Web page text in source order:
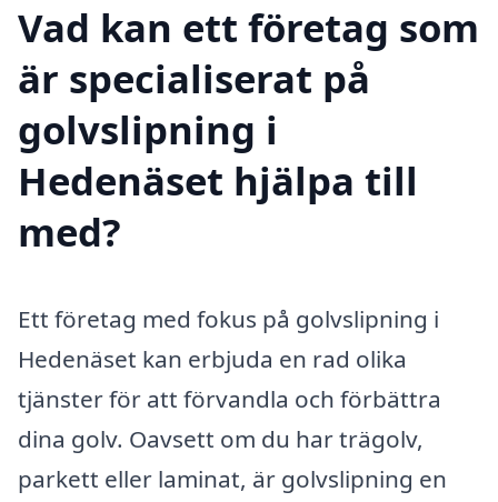
Vad kan ett företag som
är specialiserat på
golvslipning i
Hedenäset hjälpa till
med?
Ett företag med fokus på golvslipning i
Hedenäset kan erbjuda en rad olika
tjänster för att förvandla och förbättra
dina golv. Oavsett om du har trägolv,
parkett eller laminat, är golvslipning en